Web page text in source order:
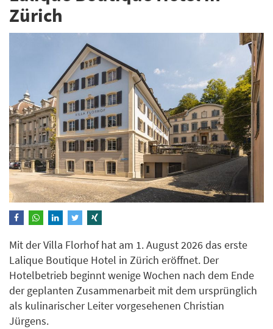
Zürich
Mit der Villa Florhof hat am 1. August 2026 das erste
Lalique Boutique Hotel in Zürich eröffnet. Der
Hotelbetrieb beginnt wenige Wochen nach dem Ende
der geplanten Zusammenarbeit mit dem ursprünglich
als kulinarischer Leiter vorgesehenen Christian
Jürgens.